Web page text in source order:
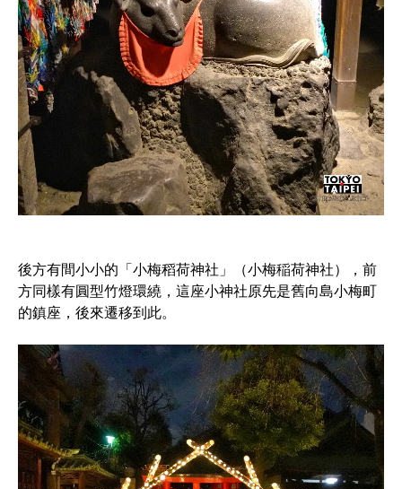
後方有間小小的「小梅稻荷神社」（小梅稲荷神社），前
方同樣有圓型竹燈環繞，這座小神社原先是舊向島小梅町
的鎮座，後來遷移到此。